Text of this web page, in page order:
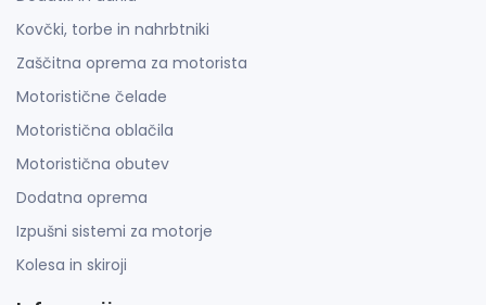
Kovčki, torbe in nahrbtniki
Zaščitna oprema za motorista
Motoristične čelade
Motoristična oblačila
Motoristična obutev
Dodatna oprema
Izpušni sistemi za motorje
Kolesa in skiroji